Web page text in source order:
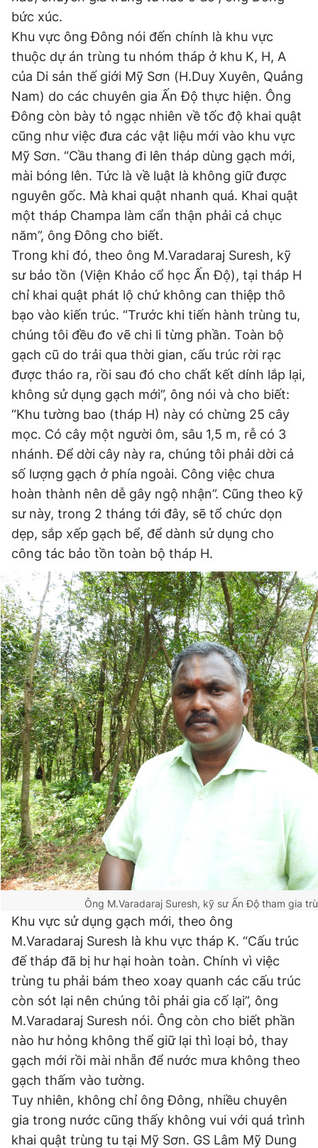
Theo dõi báo trên
Hotline
0906 645 777
Liên hệ quảng cáo
0908 780 404
Đặt báo Quảng cáo RSS Tòa soạn Chính sách bảo
Tổng biên tập: Nguyễn Ngọc Toàn
Phó tổng biên tập thường trực: Hải Thành
Phó tổng biên tập: Lâm Hiếu Dũng
Phó tổng biên tập: Trần Việt Hưng
Tổng thư ký tòa soạn: Đức Trung
Giấy phép xuất bản số 110/GP - BTTTT cấp ngày 24.3.2020
© 2003-2026 Bản quyền thuộc về Báo Thanh Niên. Cấm sao
chép dưới mọi hình thức nếu không có sự chấp thuận bằng văn
bản. Phát triển bởi ePi Technologies, JSC.
bức xúc.
Khu vực ông Đông nói đến chính là khu vực
thuộc dự án trùng tu nhóm tháp ở khu K, H, A
của Di sản thế giới Mỹ Sơn (H.Duy Xuyên, Quảng
Nam) do các chuyên gia Ấn Độ thực hiện. Ông
Đông còn bày tỏ ngạc nhiên về tốc độ khai quật
cũng như việc đưa các vật liệu mới vào khu vực
Mỹ Sơn. “Cầu thang đi lên tháp dùng gạch mới,
mài bóng lên. Tức là về luật là không giữ được
nguyên gốc. Mà khai quật nhanh quá. Khai quật
một tháp Champa làm cẩn thận phải cả chục
năm”, ông Đông cho biết.
Trong khi đó, theo ông M.Varadaraj Suresh, kỹ
sư bảo tồn (Viện Khảo cổ học Ấn Độ), tại tháp H
chỉ khai quật phát lộ chứ không can thiệp thô
bạo vào kiến trúc. “Trước khi tiến hành trùng tu,
chúng tôi đều đo vẽ chi li từng phần. Toàn bộ
gạch cũ do trải qua thời gian, cấu trúc rời rạc
được tháo ra, rồi sau đó cho chất kết dính lắp lại,
không sử dụng gạch mới”, ông nói và cho biết:
“Khu tường bao (tháp H) này có chừng 25 cây
mọc. Có cây một người ôm, sâu 1,5 m, rễ có 3
nhánh. Để dời cây này ra, chúng tôi phải dời cả
số lượng gạch ở phía ngoài. Công việc chưa
hoàn thành nên dễ gây ngộ nhận”. Cũng theo kỹ
sư này, trong 2 tháng tới đây, sẽ tổ chức dọn
dẹp, sắp xếp gạch bể, để dành sử dụng cho
công tác bảo tồn toàn bộ tháp H.
Ông M.Varadaraj Suresh, kỹ sư Ấn Độ tham gia
Khu vực sử dụng gạch mới, theo ông
M.Varadaraj Suresh là khu vực tháp K. “Cấu trúc
đế tháp đã bị hư hại hoàn toàn. Chính vì việc
trùng tu phải bám theo xoay quanh các cấu trúc
còn sót lại nên chúng tôi phải gia cố lại”, ông
M.Varadaraj Suresh nói. Ông còn cho biết phần
nào hư hỏng không thể giữ lại thì loại bỏ, thay
gạch mới rồi mài nhẵn để nước mưa không theo
gạch thấm vào tường.
Tuy nhiên, không chỉ ông Đông, nhiều chuyên
gia trong nước cũng thấy không vui với quá trình
khai quật trùng tu tại Mỹ Sơn. GS Lâm Mỹ Dung